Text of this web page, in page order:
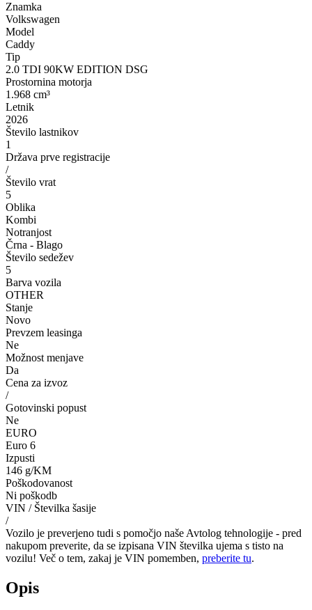
Znamka
Volkswagen
Model
Caddy
Tip
2.0 TDI 90KW EDITION DSG
Prostornina motorja
1.968 cm³
Letnik
2026
Število lastnikov
1
Država prve registracije
/
Število vrat
5
Oblika
Kombi
Notranjost
Črna - Blago
Število sedežev
5
Barva vozila
OTHER
Stanje
Novo
Prevzem leasinga
Ne
Možnost menjave
Da
Cena za izvoz
/
Gotovinski popust
Ne
EURO
Euro 6
Izpusti
146 g/KM
Poškodovanost
Ni poškodb
VIN / Številka šasije
/
Vozilo je preverjeno tudi s pomočjo naše Avtolog tehnologije - pred
nakupom preverite, da se izpisana VIN številka ujema s tisto na
vozilu! Več o tem, zakaj je VIN pomemben, preberite tu.
Opis